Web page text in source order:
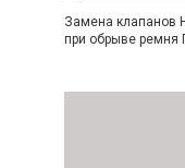
Замена клапанов
при обрыве ремня